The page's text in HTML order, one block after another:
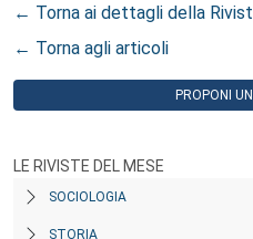
← Torna ai dettagli della
← Torna agli articoli
PROPONI
LE RIVISTE DEL MESE
SOCIOLOGIA
STORIA